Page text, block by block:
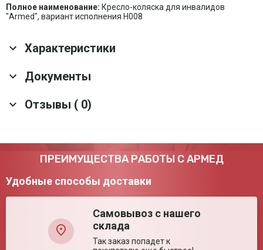
Полное наименование: Кресло-коляска для инвалидов
"Armed", вариант исполнения H008
Характеристики
Основные характеристики
устройство
Тип тормозного
Стояночный
Материал рамы
Металлический сплав
Тип рамы
Складная
Съёмные
Задние шины
Пневматические
Передние шины
Цельнолитые
Документы
Скачать все документы
Отзывы ( 0)
Оставить отзыв
ПРЕИМУЩЕСТВА РАБОТЫ С АРМЕД
Удобные способы доставки
Самовывоз с нашего
склада
Так заказ попадет к